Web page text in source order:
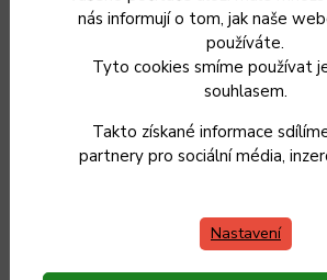
nás informují o tom, jak naše
používáte.
Tyto cookies smíme používat
souhlasem.
Takto získané informace
partnery pro sociální média,
Nastavení
velmi dobře doplňuje s lopatkou na
Doplňkové parametry